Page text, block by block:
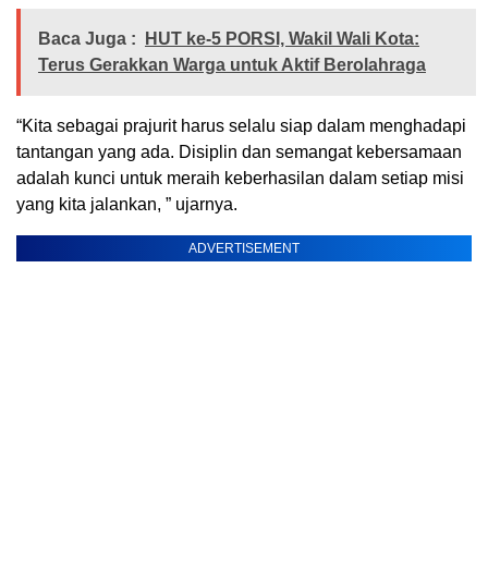
Baca Juga :
HUT ke-5 PORSI, Wakil Wali Kota:
Terus Gerakkan Warga untuk Aktif Berolahraga
“Kita sebagai prajurit harus selalu siap dalam menghadapi
tantangan yang ada. Disiplin dan semangat kebersamaan
adalah kunci untuk meraih keberhasilan dalam setiap misi
yang kita jalankan, ” ujarnya.
ADVERTISEMENT